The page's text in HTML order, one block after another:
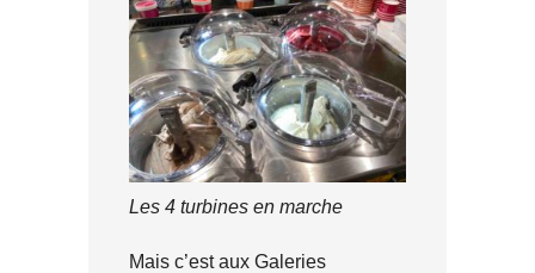
Les 4 turbines en marche
Mais c’est aux Galeries